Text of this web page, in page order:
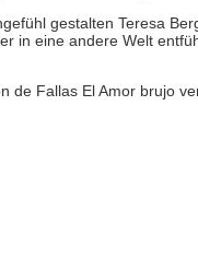
gestalten Teresa
in eine andere Welt
de Fallas El Amor brujo